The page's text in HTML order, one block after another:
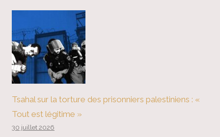
Tsahal sur la torture des prisonniers palestiniens : «
Tout est légitime »
30 juillet 2026